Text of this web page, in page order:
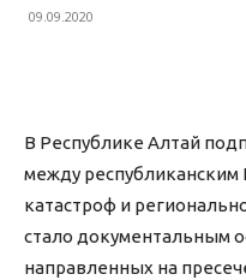
09.09.2020
В Республике Алтай
между
катастроф и
стало документальным
направленных на